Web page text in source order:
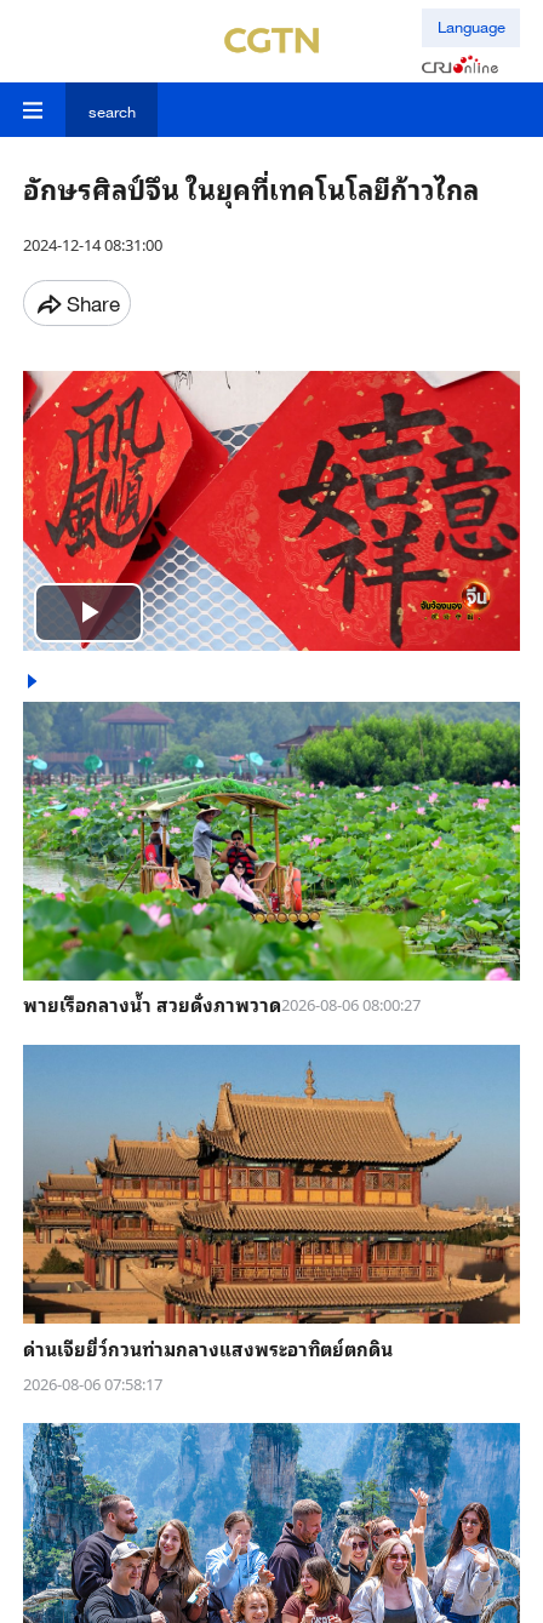
Language
search
อักษรศิลป์จึน ในยุคที่เทคโนโลยีก้าวไกล
2024-12-14 08:31:00
Share
Play
Video
พายเรือกลางน้ำ สวยดั่งภาพวาด2026-08-06 08:00:27
ด่านเจียยี่ว์กวนท่ามกลางแสงพระอาทิตย์ตกดิน
2026-08-06 07:58:17